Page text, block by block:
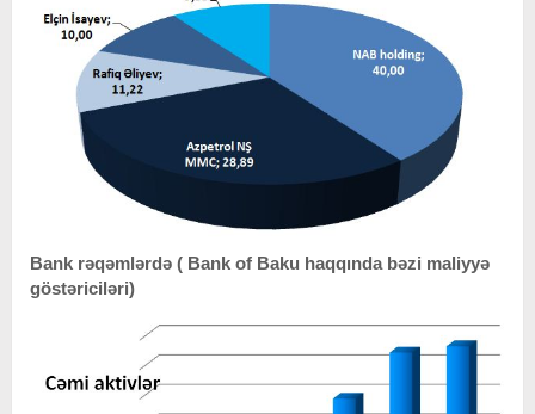
Bank rəqəmlərdə ( Bank of Baku haqqında bəzi maliyyə
göstəriciləri)